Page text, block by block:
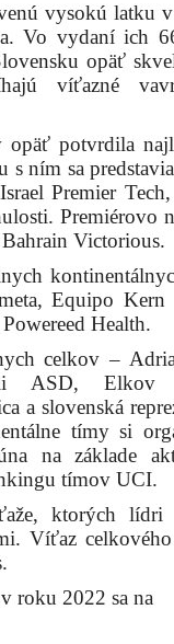
vysokú latku
Vo vydaní ich
opäť
víťazné
potvrdila
ním sa
Premier
Premiérovo
Victorious.
Equipo Kern
Health.
celkov –
ASD, Elkov
a slovenská
tímy si
na základe
tímov UCI.
ktorých
Víťaz
roku 2022 sa na